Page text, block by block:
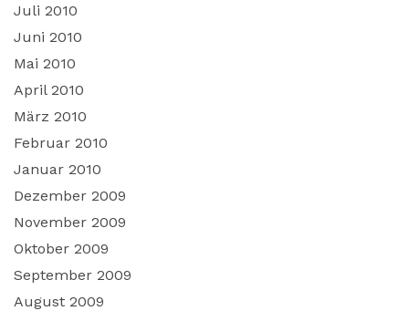
Juli 2010
Juni 2010
Mai 2010
April 2010
März 2010
Februar 2010
Januar 2010
Dezember 2009
November 2009
Oktober 2009
September 2009
August 2009